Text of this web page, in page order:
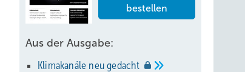
bestellen
Aus der Ausgabe:
Klimakanäle neugedacht